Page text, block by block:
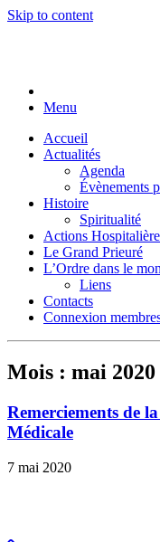
Skip to content
Menu
Accueil
Actualités
Agenda
Évènements
Histoire
Spiritualité
Actions
Le Grand Prieuré
L’Ordre dans le
Liens
Contacts
Connexion
Mois : mai 2020
Remerciements de
Médicale
7 mai 2020